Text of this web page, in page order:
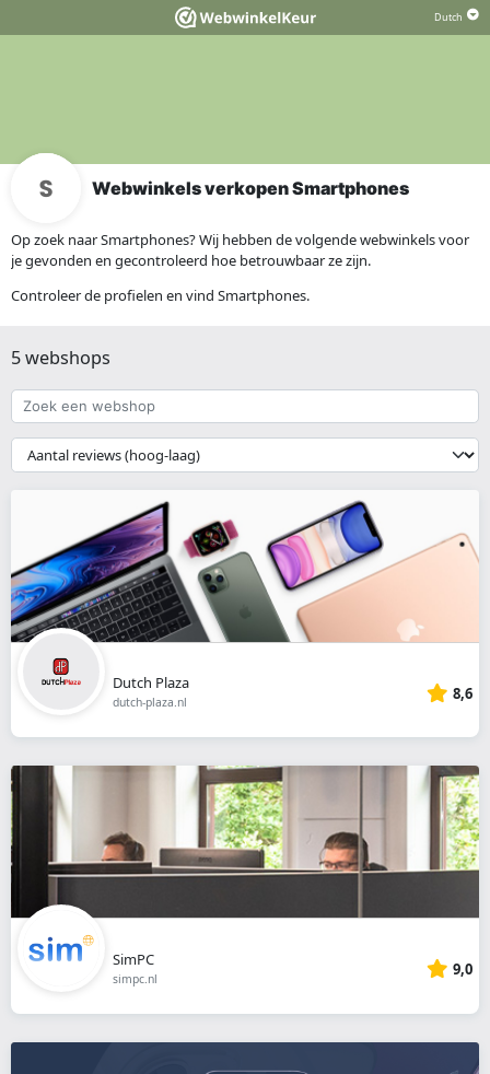
Webwinkels verkopen Smartphones
Op zoek naar Smartphones? Wij hebben de volgende webwinkels voor
je gevonden en gecontroleerd hoe betrouwbaar ze zijn.
Controleer de profielen en vind Smartphones.
5 webshops
Zoek
een
webshop
{{
__('Sort')
Dutch Plaza
dutch-plaza.nl 8,6
SimPC
simpc.nl 9,0